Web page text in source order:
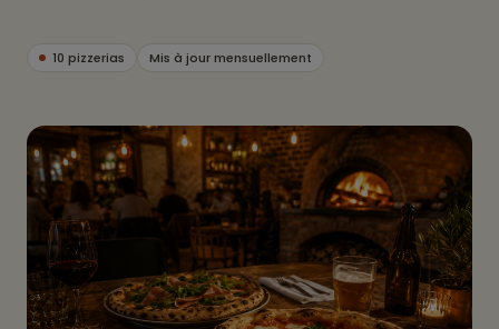
10 pizzerias Mis à jour mensuellement